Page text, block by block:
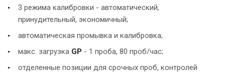
3 режима калибровки - автоматический,
принудительный, экономичный;
автоматическая промывка и калибровка;
макс. загрузка GP - 1 проба, 80 проб/час;
отделенные позиции для срочных проб, контролей